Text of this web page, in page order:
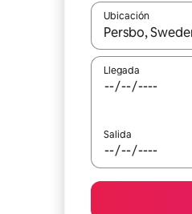
Ubicación
Cuando los
Llegada
Salida